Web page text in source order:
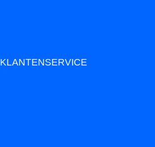
KLANTENSERVICE